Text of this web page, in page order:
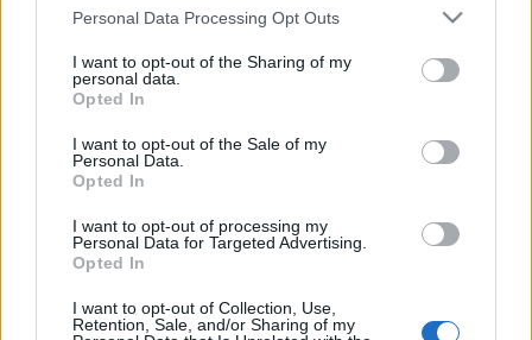
Please note that this website/app uses one or more Google
not limited to your visit or usage behaviour. You may click to
grant or deny consent to Google and its third-party tags to
use your data for below specified purposes in below Google
consent section.
Personal Data Processing Opt Outs
I want to opt-out of the Sharing of my
personal data.
Opted In
I want to opt-out of the Sale of my
Personal Data.
Opted In
I want to opt-out of processing my
Personal Data for Targeted Advertising.
Opted In
I want to opt-out of Collection, Use,
Retention, Sale, and/or Sharing of my
Torz koponyák
Bernert Zs.•2009. május 20.
A különböző kultúrákból a régmúlttól egészen
napjainkig számos példát említhetünk arra, hogy az
emberek miképp változtatják, alakítják testüket,
egyes testrészeiket. Közismert bizonyos afrikai
törzseknél az ajak és a fülcimpa óriásira tágítása,
vagy a kínai nők…